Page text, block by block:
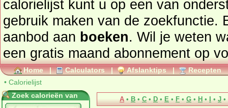
calorielijst kunt u op een van
gebruik maken van de zoekfunctie.
aanbod aan boeken. Wil je weten
een gratis maand abonnement op
Home | Calculators | Afslanktips | Recepten
• Calorielijst
Zoek calorieën van
A • B • C • D • E • F • G • H • • J •